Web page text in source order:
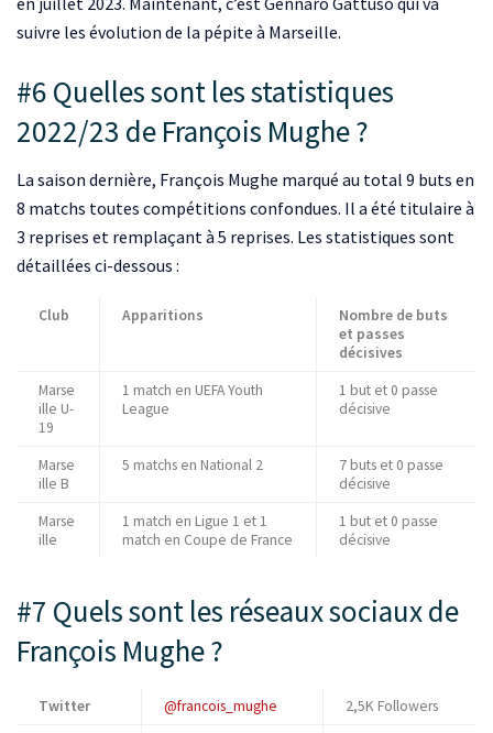
suivre les évolution de la pépite à Marseille.
#6 Quelles sont les statistiques
2022/23 de François Mughe ?
La saison dernière, François Mughe marqué au total 9 buts en
8 matchs toutes compétitions confondues. Il a été titulaire à
3 reprises et remplaçant à 5 reprises. Les statistiques sont
détaillées ci-dessous :
Club Apparitions
Nombre de buts
et passes
décisives
Marse
ille U-
19
1 match en UEFA Youth
League
1 but et 0 passe
décisive
Marse
ille B
5 matchs en National 2
7 buts et 0 passe
décisive
Marse
ille
1 match en Ligue 1 et 1
match en Coupe de France
1 but et 0 passe
décisive
#7 Quels sont les réseaux sociaux de
François Mughe ?
Twitter @francois_mughe 2,5K Followers